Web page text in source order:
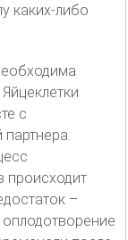
каких-либо
с
происходит
–